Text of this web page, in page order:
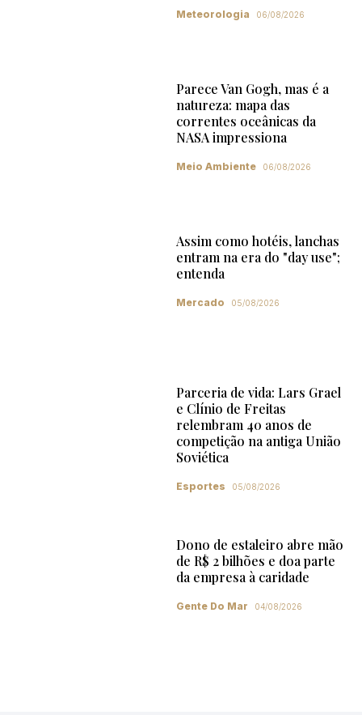
Meteorologia 06/08/2026
Parece Van Gogh, mas é a
natureza: mapa das
correntes oceânicas da
NASA impressiona
Meio Ambiente 06/08/2026
Assim como hotéis, lanchas
entram na era do "day use";
entenda
Mercado 05/08/2026
Parceria de vida: Lars Grael
e Clínio de Freitas
relembram 40 anos de
competição na antiga União
Soviética
Esportes 05/08/2026
Dono de estaleiro abre mão
de R$ 2 bilhões e doa parte
da empresa à caridade
Gente Do Mar 04/08/2026